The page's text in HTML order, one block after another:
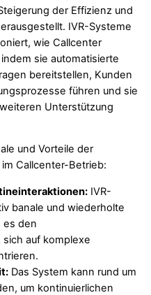
der Effizienz und
IVR-Systeme
wie Callcenter
sie automatisierte
bereitstellen, Kunden
führen und sie
Unterstützung
und Vorteile der
Callcenter-Betrieb:
IVR-
banale und wiederholte
es den
auf komplexe
Das System kann rund um
um kontinuierlichen